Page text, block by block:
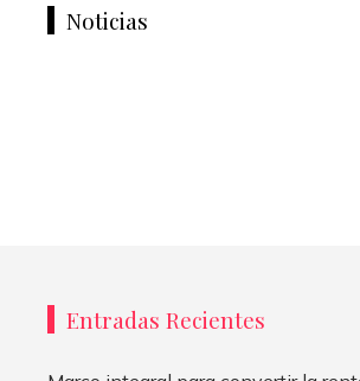
Noticias
Entradas Recientes